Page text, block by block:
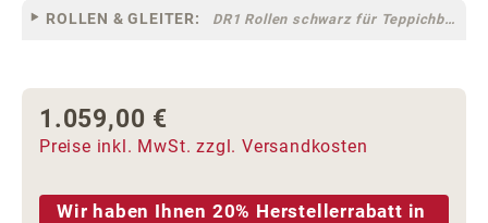
ROLLEN & GLEITER: DR1 Rollen schwarz für Teppichböden [10]
Regulärer Preis:
1.059,00 €
Preise inkl. MwSt. zzgl. Versandkosten
Wir haben Ihnen 20% Herstellerrabatt in